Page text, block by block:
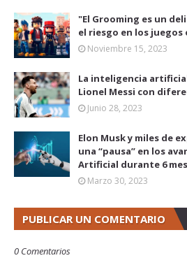
"El Grooming es un
el riesgo en los juegos
Noviembre 15, 2023
La inteligencia
Lionel Messi con
Junio 28, 2023
Elon Musk y miles de
una “pausa” en los
Artificial durante 6
Marzo 30, 2023
PUBLICAR UN COMENTARIO
0 Comentarios